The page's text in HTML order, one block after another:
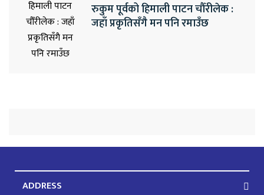
रुकुम पूर्वको हिमाली पाटन चौँरीलेक :
जहाँ प्रकृतिसँगै मन पनि रमाउँछ
ADDRESS